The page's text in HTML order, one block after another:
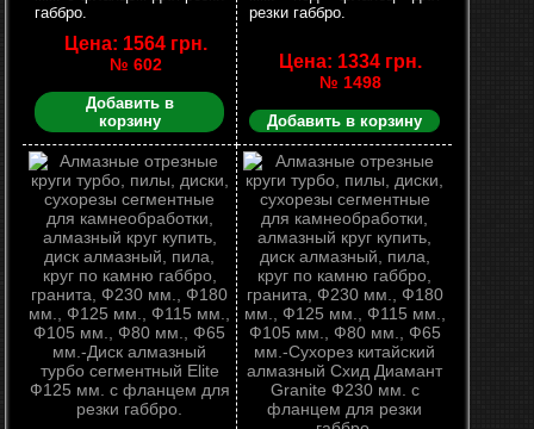
габбро.
Цена: 1564 грн.
№ 602
Добавить в
корзину
резки габбро.
Цена: 1334 грн.
№ 1498
Добавить в корзину